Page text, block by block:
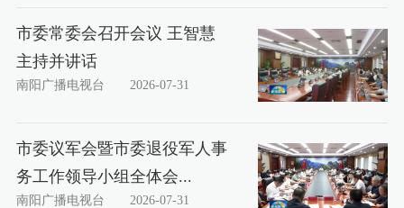
市委常委会召开会议 王智慧
主持并讲话
南阳广播电视台 2026-07-31
市委议军会暨市委退役军人事
务工作领导小组全体会...
南阳广播电视台 2026-07-31